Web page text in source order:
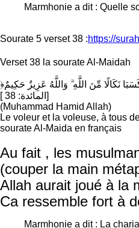
Marmhonie a dit : Quelle
Sourate 5 verset 38 :https://
Verset 38 la sourate Al-Maidah
[ المائدة: 38]
(Muhammad Hamid Allah)
Le voleur et la voleuse, à tous
sourate Al-Maida en français
Au fait , les
(couper la main
Allah aurait joué à la
Ca ressemble fort à
Marmhonie a dit : La